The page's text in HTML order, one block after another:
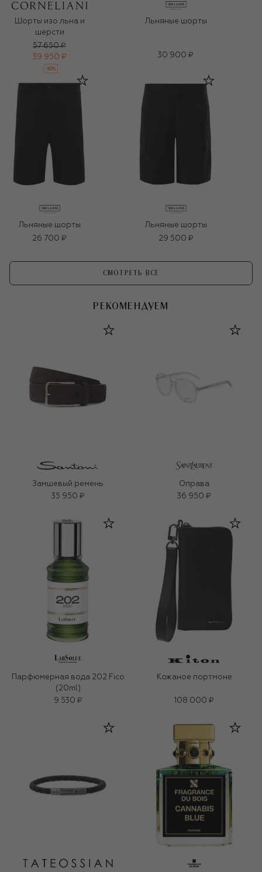
Шорты изо льна и
шерсти
57 650 ₽
39 950 ₽
-30%
Льняные шорты
30 900 ₽
Льняные шорты
26 700 ₽
Льняные шорты
29 500 ₽
СМОТРЕТЬ ВСЕ
РЕКОМЕНДУЕМ
Замшевый ремень
35 950 ₽
Оправа
36 950 ₽
Парфюмерная вода 202 Fico
(20ml)
9 530 ₽
Кожаное портмоне
108 000 ₽